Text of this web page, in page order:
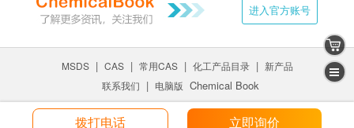
进入官方账号
拨打电话 立即询价
MSDS | CAS | 常用CAS | 化工产品目录 | 新产品
联系我们 | 电脑版 Chemical Book